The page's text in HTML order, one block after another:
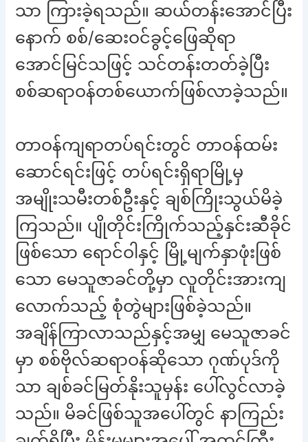
သာ ကြားခဲ့ရသည်။ ဆယ်တန်းအောင်ပြီး
နောက် စစ်/ဆေးဝင်ခွင့်ဖြေဆိုရာ
အောင်မြင်သဖြင့် သင်တန်းတတ်ခဲ့ပြီး
စစ်ဆရာဝန်တစ်ယောက်ဖြစ်လာခဲ့သည်။
တာဝန်ကျရာတပ်ရင်းတွင် တာဝန်ထမ်း
ဆောင်ရင်းဖြင့် တပ်ရင်းရှိရာမြို့မှ
အမျိုးသမီးတစ်ဦးနှင့် ချစ်ကြိုးသွယ်မိခဲ့
ကြသည်။ ပျိုတိုင်းကြိုက်သည့်နှင်းဆီခိုင်
ဖြစ်သော ရောင်ဝါနှင့် မြို့မျက်နှာဖုံးဖြစ်
သော မေသူဇာခင်တို့မှာ လူတိုင်းအားကျ
လောက်သည့် စုံတွဲများဖြစ်ခဲ့သည်။
အချိန်ကြာလာသည်နှင့်အမျှ မေသူဇာခင်
မှာ စစ်ဗိုလ်ဆရာဝန်ဆိုသော ဂုဏ်ပုဒ်ကို
သာ ချစ်ခင်မြတ်နိုးသူမှန်း ပေါ်လွင်လာခဲ့
သည်။ မိခင်ဖြစ်သူအပေါ်တွင် နာကြည်း